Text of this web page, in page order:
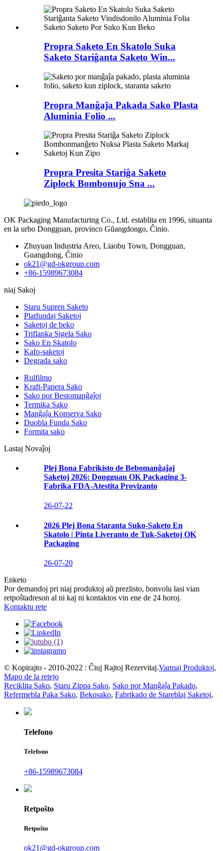
Propra Saketo En Skatolo Suka
Saketo Stariĝanta Saketo Win...
Propra Manĝaĵa Pakada Sako Plasta
Aluminia Folio ...
Propra Presita Stariĝa Saketo
Ziplock Bombonujo Sna ...
OK Packaging Manufacturing Co., Ltd. establita en 1996, situanta
en la urbo Dongguan, provinco Gŭangdongo, Ĉinio.
Zhuyuan Industria Areo, Liaobu Town, Dongguan,
Guangdong, Ĉinio
ok21@gd-okgroup.com
+86-15989673084
niaj Sakoj
Staru Supren Saketo
Platfundaj Saketoj
Saketoj de beko
Triflanka Sigela Sako
Sako En Skatolo
Kafo-saketoj
Degrada sako
Rulfilmo
Kraft-Papera Sako
Sako por Bestomanĝaĵoj
Termika Sako
Manĝaĵa Konserva Sako
Duobla Funda Sako
Formita sako
Lastaj Novaĵoj
Plej Bona Fabrikisto de Bebomanĝaĵaj
Saketoj 2026: Dongguan OK Packaging 3-
Fabrika FDA-Atestita Provizanto
26-07-22
2026 Plej Bona Staranta Suko-Saketo En
Skatolo | Pinta Liveranto de Tuk-Saketoj OK
Packaging
26-07-20
Enketo
Por demandoj pri niaj produktoj aŭ prezlisto, bonvolu lasi vian
retpoŝtadreson al ni kaj ni kontaktos vin ene de 24 horoj.
Kontaktu rete
© Kopirajto - 2010-2022 : Ĉiuj Rajtoj Rezervitaj.Varmaj Produktoj,
Mapo de la retejo
Reciklita Sako, Staru Zippa Sako, Sako por Manĝaĵa Pakado,
Refermebla Paka Sako, Bekosako, Fabrikado de Stareblaj Saketoj,
Telefono
Telefono
+86-15989673084
Retpoŝto
Retpoŝto
ok21@gd-okgroup.com